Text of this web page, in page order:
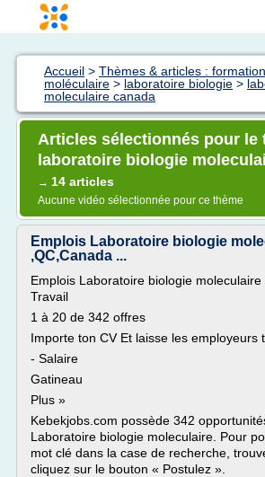
Accueil > Thèmes & articles :
moléculaire > laboratoire biologie >
moleculaire canada
Articles sélectionnés pour le
laboratoire biologie
→ 14 articles
Aucune vidéo sélectionnée pour ce thème
Emplois Laboratoire biologie
,QC,Canada ...
Emplois Laboratoire biologie
Travail
1 à 20 de 342 offres
Importe ton CV Et laisse les employeurs
- Salaire
Gatineau
Plus »
Kebekjobs.com possède 342
Laboratoire biologie moleculaire. Pour
mot clé dans la case de recherche,
cliquez sur le bouton « Postulez ».